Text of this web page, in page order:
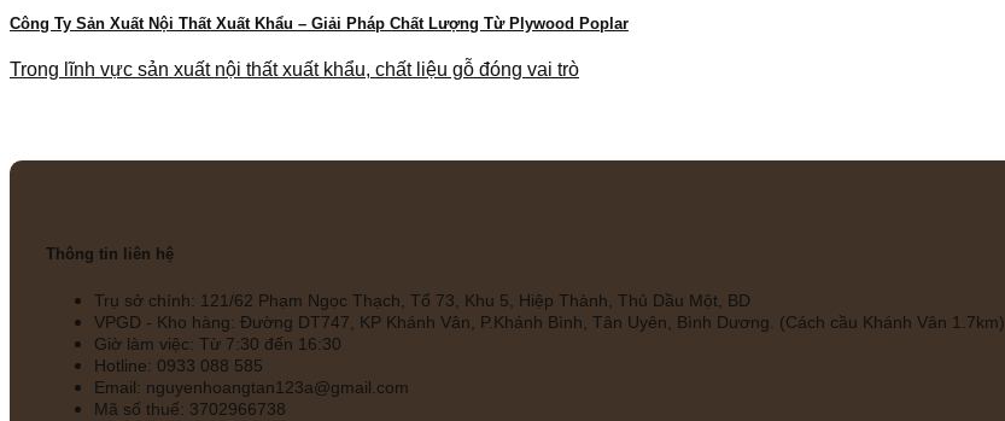
Công Ty Sản Xuất Nội Thất Xuất Khẩu – Giải Pháp Chất Lượng Từ Plywood Poplar
Trong lĩnh vực sản xuất nội thất xuất khẩu, chất liệu gỗ đóng vai trò
Thông tin liên hệ
Trụ sở chính: 121/62 Phạm Ngọc Thạch, Tổ 73, Khu 5, Hiệp Thành, Thủ Dầu Một, BD
VPGD - Kho hàng: Đường DT747, KP Khánh Vân, P.Khánh Bình, Tân Uyên, Bình Dương. (Cách cầu Khánh Vân 1.7km)
Giờ làm việc: Từ 7:30 đến 16:30
Hotline: 0933 088 585
Email: nguyenhoangtan123a@gmail.com
Mã số thuế: 3702966738